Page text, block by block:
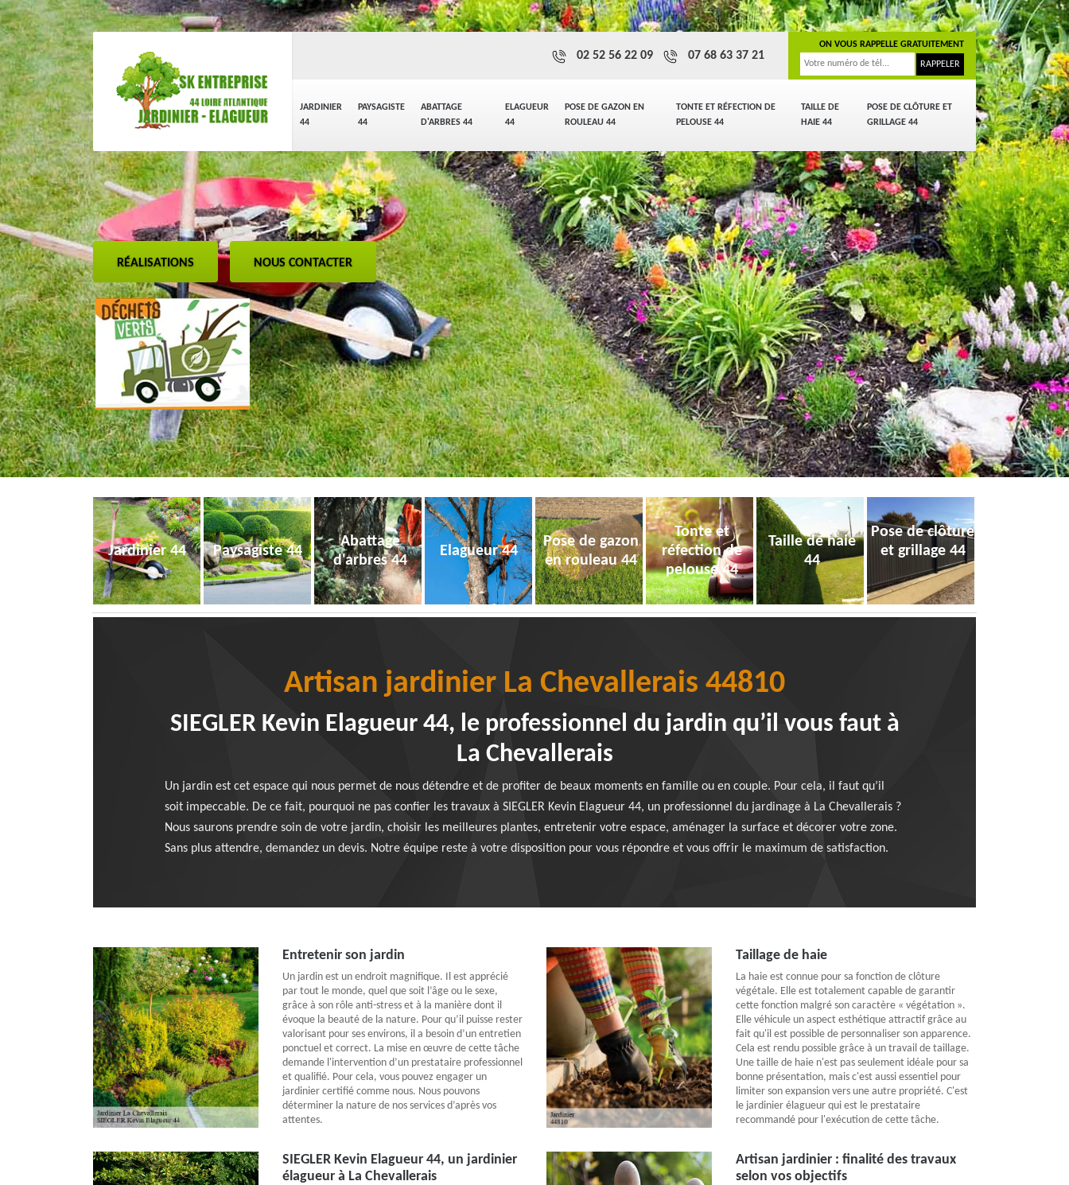
JARDINIER
44
PAYSAGISTE
44
ABATTAGE
D'ARBRES 44
ELAGUEUR
44
POSE DE GAZON EN
ROULEAU 44
TONTE ET RÉFECTION DE
PELOUSE 44
TAILLE DE
HAIE 44
POSE DE CLÔTURE ET
GRILLAGE 44
02 52 56 22 09 07 68 63 37 21
ON VOUS RAPPELLE GRATUITEMENT
RÉALISATIONS NOUS CONTACTER
Jardinier 44 Paysagiste 44
Abattage
d'arbres 44
Elagueur 44
Pose de gazon
en rouleau 44
Tonte et
réfection de
pelouse 44
Taille de haie
44
Pose de clôture
et grillage 44
Artisan jardinier La Chevallerais 44810
SIEGLER Kevin Elagueur 44, le professionnel du jardin qu’il vous faut à
La Chevallerais
Un jardin est cet espace qui nous permet de nous détendre et de profiter de beaux moments en famille ou en couple. Pour cela, il faut qu’il
soit impeccable. De ce fait, pourquoi ne pas confier les travaux à SIEGLER Kevin Elagueur 44, un professionnel du jardinage à La Chevallerais ?
Nous saurons prendre soin de votre jardin, choisir les meilleures plantes, entretenir votre espace, aménager la surface et décorer votre zone.
Sans plus attendre, demandez un devis. Notre équipe reste à votre disposition pour vous répondre et vous offrir le maximum de satisfaction.
Entretenir son jardin
Un jardin est un endroit magnifique. Il est apprécié
par tout le monde, quel que soit l’âge ou le sexe,
grâce à son rôle anti-stress et à la manière dont il
évoque la beauté de la nature. Pour qu’il puisse rester
valorisant pour ses environs, il a besoin d’un entretien
ponctuel et correct. La mise en œuvre de cette tâche
demande l'intervention d’un prestataire professionnel
et qualifié. Pour cela, vous pouvez engager un
jardinier certifié comme nous. Nous pouvons
déterminer la nature de nos services d’après vos
attentes.
Taillage de haie
La haie est connue pour sa fonction de clôture
végétale. Elle est totalement capable de garantir
cette fonction malgré son caractère « végétation ».
Elle véhicule un aspect esthétique attractif grâce au
fait qu'il est possible de personnaliser son apparence.
Cela est rendu possible grâce à un travail de taillage.
Une taille de haie n'est pas seulement idéale pour sa
bonne présentation, mais c'est aussi essentiel pour
limiter son expansion vers une autre propriété. C'est
le jardinier élagueur qui est le prestataire
recommandé pour l'exécution de cette tâche.
SIEGLER Kevin Elagueur 44, un jardinier
élagueur à La Chevallerais
Artisan jardinier : finalité des travaux
selon vos objectifs